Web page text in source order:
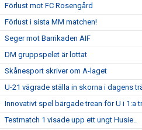
Förlust mot FC Rosengård
Förlust i sista MM matchen!
Seger mot Barrikaden AIF
DM gruppspelet är lottat
Skånesport skriver om A-laget
U-21 vägrade ställa in skorna i dagens
Innovativt spel bärgade trean för U i 1:a
Testmatch 1 visade upp ett ungt Husie..